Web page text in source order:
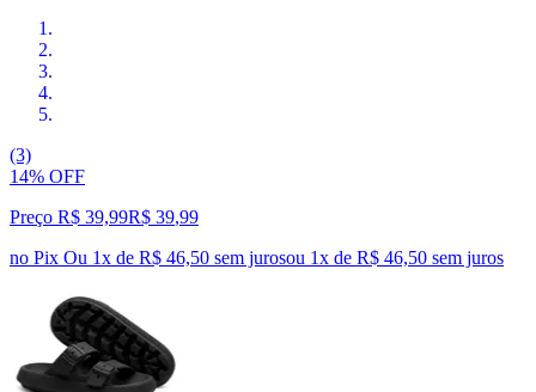
(3)
14% OFF
Preço R$ 39,99R$ 39,99
no Pix Ou 1x de R$ 46,50 sem jurosou 1x de R$ 46,50 sem juros